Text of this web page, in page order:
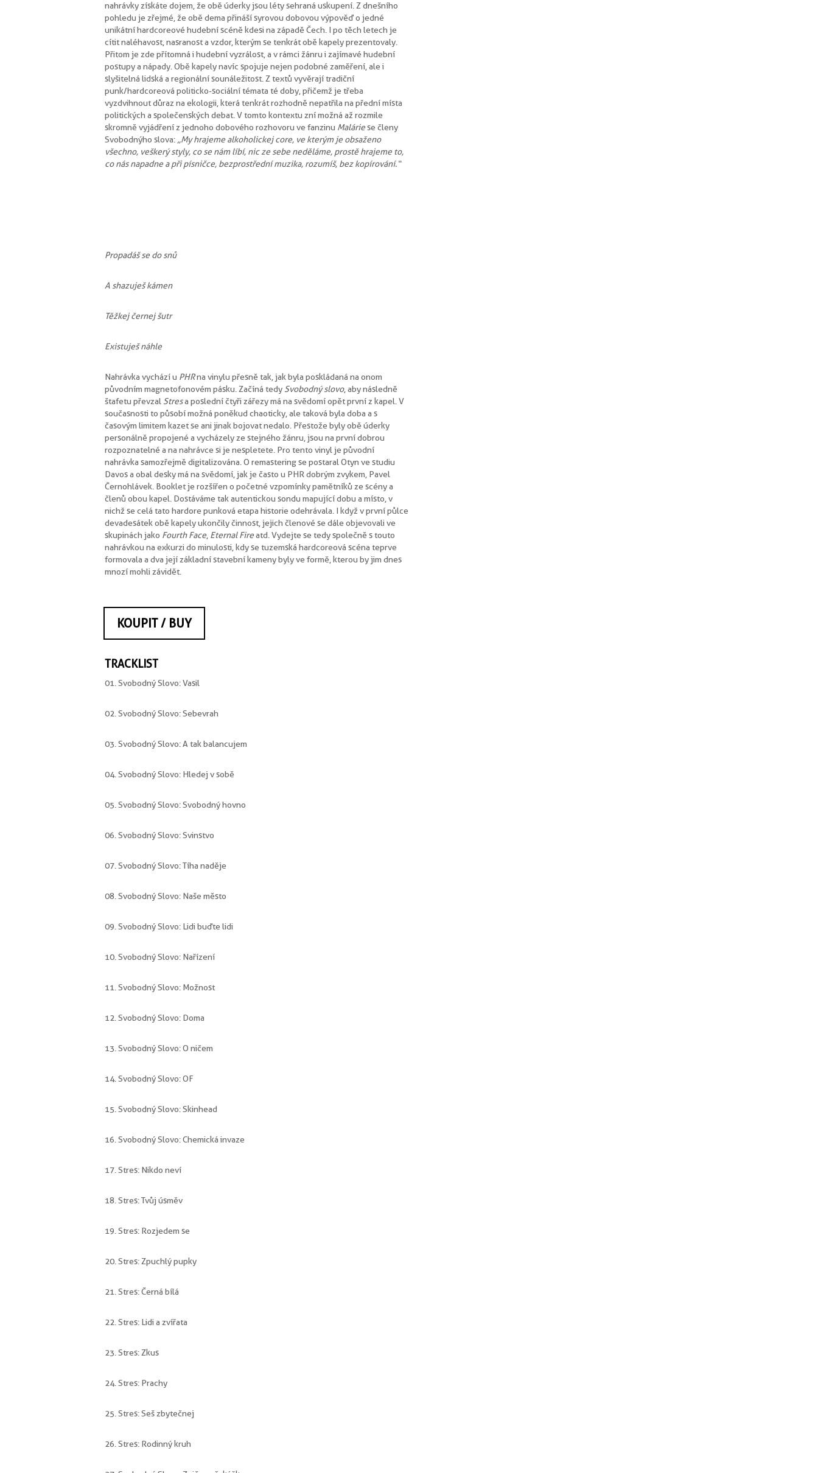
nahrávky získáte dojem, že obě úderky jsou léty sehraná uskupení. Z dnešního
pohledu je zřejmé, že obě dema přináší syrovou dobovou výpověď o jedné
unikátní hardcoreové hudební scéně kdesi na západě Čech. I po těch letech je
cítit naléhavost, nasranost a vzdor, kterým se tenkrát obě kapely prezentovaly.
Přitom je zde přítomná i hudební vyzrálost, a v rámci žánru i zajímavé hudební
postupy a nápady. Obě kapely navíc spojuje nejen podobné zaměření, ale i
slyšitelná lidská a regionální sounáležitost. Z textů vyvěrají tradiční
punk/hardcoreová politicko-sociální témata té doby, přičemž je třeba
vyzdvihnout důraz na ekologii, která tenkrát rozhodně nepatřila na přední místa
politických a společenských debat. V tomto kontextu zní možná až rozmile
skromně vyjádření z jednoho dobového rozhovoru ve fanzinu Maláriese členy
Svobodnýho slova: „My hrajeme alkoholickej core, ve kterým je obsaženo
všechno, veškerý styly, co se nám líbí, nic ze sebe neděláme, prostě hrajeme to,
co nás napadne a při písničce, bezprostřední muzika, rozumíš, bez kopírování.“
Propadáš se do snů
A shazuješ kámen
Těžkej černej šutr
Existuješ náhle
Nahrávka vychází u PHRna vinylu přesně tak, jak byla poskládaná na onom
původním magnetofonovém pásku. Začíná tedy Svobodný slovo, aby následně
štafetu převzal Stresa poslední čtyři zářezy má na svědomí opět první z kapel. V
současnosti to působí možná poněkud chaoticky, ale taková byla doba a s
časovým limitem kazet se ani jinak bojovat nedalo. Přestože byly obě úderky
personálně propojené a vycházely ze stejného žánru, jsou na první dobrou
rozpoznatelné a na nahrávce si je nespletete. Pro tento vinyl je původní
nahrávka samozřejmě digitalizována. O remastering se postaral Otyn ve studiu
Davos a obal desky má na svědomí, jak je často u PHR dobrým zvykem, Pavel
Černohlávek. Booklet je rozšířen o početné vzpomínky pamětníků ze scény a
členů obou kapel. Dostáváme tak autentickou sondu mapující dobu a místo, v
nichž se celá tato hardore punková etapa historie odehrávala. I když v první půlce
devadesátek obě kapely ukončily činnost, jejich členové se dále objevovali ve
skupinách jako Fourth Face, Eternal Fireatd. Vydejte se tedy společně s touto
nahrávkou na exkurzi do minulosti, kdy se tuzemská hardcoreová scéna teprve
formovala a dva její základní stavební kameny byly ve formě, kterou by jim dnes
mnozí mohli závidět.
KOUPIT / BUY
TRACKLIST
01. Svobodný Slovo: Vasil
02. Svobodný Slovo: Sebevrah
03. Svobodný Slovo: A tak balancujem
04. Svobodný Slovo: Hledej v sobě
05. Svobodný Slovo: Svobodný hovno
06. Svobodný Slovo: Svinstvo
07. Svobodný Slovo: Tíha naděje
08. Svobodný Slovo: Naše město
09. Svobodný Slovo: Lidi buďte lidi
10. Svobodný Slovo: Nařízení
11. Svobodný Slovo: Možnost
12. Svobodný Slovo: Doma
13. Svobodný Slovo: O ničem
14. Svobodný Slovo: OF
15. Svobodný Slovo: Skinhead
16. Svobodný Slovo: Chemická invaze
17. Stres: Nikdo neví
18. Stres: Tvůj úsměv
19. Stres: Rozjedem se
20. Stres: Zpuchlý pupky
21. Stres: Černá bílá
22. Stres: Lidi a zvířata
23. Stres: Zkus
24. Stres: Prachy
25. Stres: Seš zbytečnej
26. Stres: Rodinný kruh